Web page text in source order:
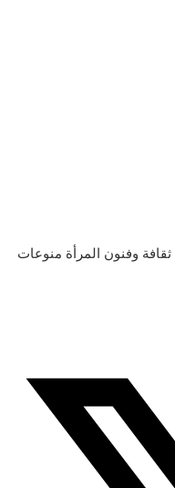
ثقافة وفنون المرأة منوعات